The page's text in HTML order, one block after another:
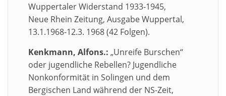
Wuppertaler Widerstand 1933-1945,
Neue Rhein Zeitung, Ausgabe Wuppertal,
13.1.1968-12.3. 1968 (42 Folgen).
Kenkmann, Alfons.: „Unreife Burschen“
oder jugendliche Rebellen? Jugendliche
Nonkonformität in Solingen und dem
Bergischen Land während der NS-Zeit,